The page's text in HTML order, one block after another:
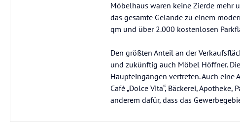
Möbelhaus waren keine Zierde mehr
das gesamte Gelände zu einem
qm und über 2.000 kostenlosen
Den größten Anteil an der
und zukünftig auch Möbel Höffner.
Haupteingängen vertreten. Auch eine
Café „Dolce Vita“, Bäckerei,
anderem dafür, dass das